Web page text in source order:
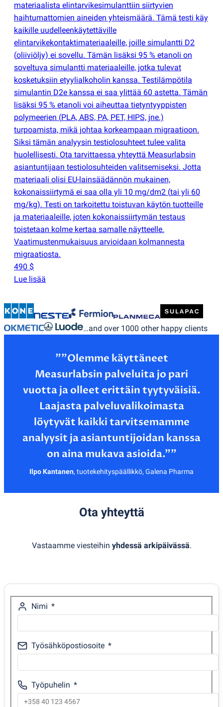
materiaalista elintarvikesimulanttiin siirtyvien
haihtumattomien aineiden yhteismäärä. Tämä testi käy
kaikille uudelleenkäytettäville
elintarvikekontaktimateriaaleille, joille simulantti D2
(oliiviöljy) ei sovellu. Tämän lisäksi 95 % etanoli on
soveltuva simulantti materiaaleille, jotka tulevat
kosketuksiin etyylialkoholin kanssa. Testilämpötila
simulantin D2e kanssa ei saa ylittää 60 astetta. Tämän
lisäksi 95 % etanoli voi aiheuttaa tietyntyyppisten
polymeerien (PLA, ABS, PA, PET, HIPS, jne.)
turpoamista, mikä johtaa korkeampaan migraatioon.
Siksi tämän analyysin testiolosuhteet tulee valita
huolellisesti. Ota tarvittaessa yhteyttä Measurlabsin
asiantuntijaan testiolosuhteiden valitsemiseksi. Jotta
materiaali olisi EU-lainsäädännön mukainen,
kokonaissiirtymä ei saa olla yli 10 mg/dm2 (tai yli 60
mg/kg). Testi on tarkoitettu toistuvan käytön tuotteille
ja materiaaleille, joten kokonaissiirtymän testaus
toistetaan kolme kertaa samalle näytteelle.
Vaatimustenmukaisuus arvioidaan kolmannesta
migraatiosta.
490 $
Lue lisää
…and over 1000 other happy clients
”"Olemme käyttäneet
Measurlabsin palveluita jo pari
vuotta ja olleet erittäin tyytyväisiä.
Laajasta palveluvalikoimasta
löytyvät kaikki tarvitsemamme
analyysit ja asiantuntijoidan kanssa
Ilpo Kantanen, tuotekehityspäällikkö, Galena Pharma
Ota yhteyttä
Vastaamme viesteihin yhdessä arkipäivässä.
Nimi
Työsähköpostiosoite
Työpuhelin